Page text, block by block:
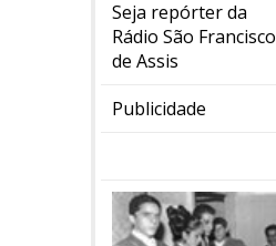
Seja repórter da
Rádio São Francisco
de Assis
Publicidade